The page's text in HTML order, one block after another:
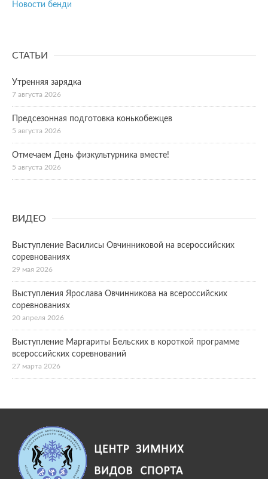
Новости бенди
СТАТЬИ
Утренняя зарядка
7 августа 2026
Предсезонная подготовка конькобежцев
5 августа 2026
Отмечаем День физкультурника вместе!
5 августа 2026
ВИДЕО
Выступление Василисы Овчинниковой на всероссийских
соревнованиях
29 мая 2026
Выступления Ярослава Овчинникова на всероссийских
соревнованиях
20 апреля 2026
Выступление Маргариты Бельских в короткой программе
всероссийских соревнований
27 марта 2026